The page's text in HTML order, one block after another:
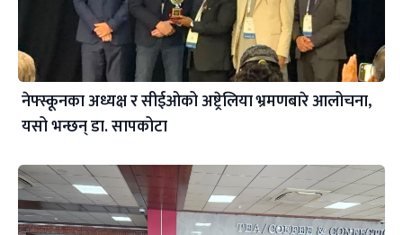
नेफ्स्कूनका अध्यक्ष र सीईओको अष्ट्रेलिया भ्रमणबारे आलोचना,
यसो भन्छन् डा‍. सापकोटा